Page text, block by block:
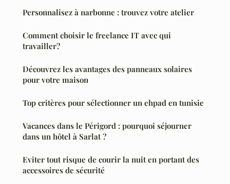
Personnalisez à narbonne : trouvez votre atelier
Comment choisir le freelance IT avec qui
travailler?
Découvrez les avantages des panneaux solaires
pour votre maison
Top critères pour sélectionner un ehpad en tunisie
Vacances dans le Périgord : pourquoi séjourner
dans un hôtel à Sarlat ?
Eviter tout risque de courir la nuit en portant des
accessoires de sécurité